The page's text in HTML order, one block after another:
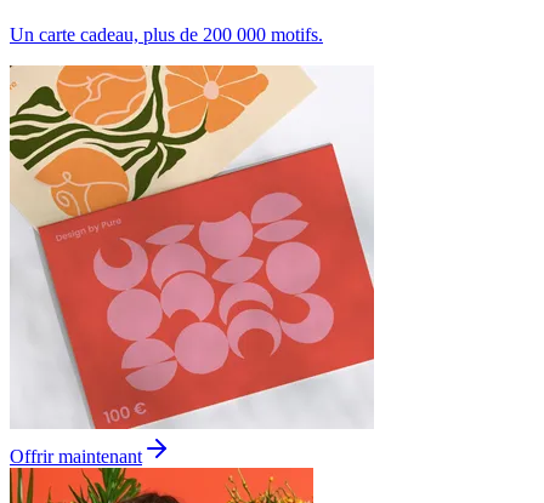
Un carte cadeau, plus de 200 000 motifs.
Offrir maintenant